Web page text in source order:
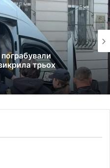
пограбували
трьох